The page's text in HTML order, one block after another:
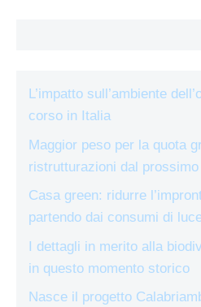
L’impatto sull’ambiente
corso in Italia
Maggior peso per la quota
ristrutturazioni dal
Casa green: ridurre
partendo dai consumi di
I dettagli in merito alla
in questo momento storico
Nasce il progetto